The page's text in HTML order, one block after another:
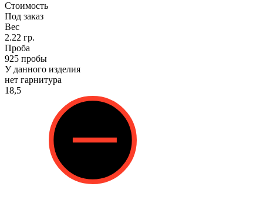
Стоимость
Под заказ
Вес
2.22 гр.
Проба
925 пробы
У данного изделия
нет гарнитура
18,5